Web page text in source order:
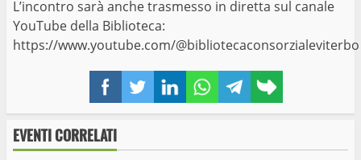
FacebookTwitterLinkedInWhatsAppTelegram
link
L’incontro sarà anche trasmesso in diretta sul canale
YouTube della Biblioteca:
https://www.youtube.com/@bibliotecaconsorzialeviterbo
EVENTI CORRELATI